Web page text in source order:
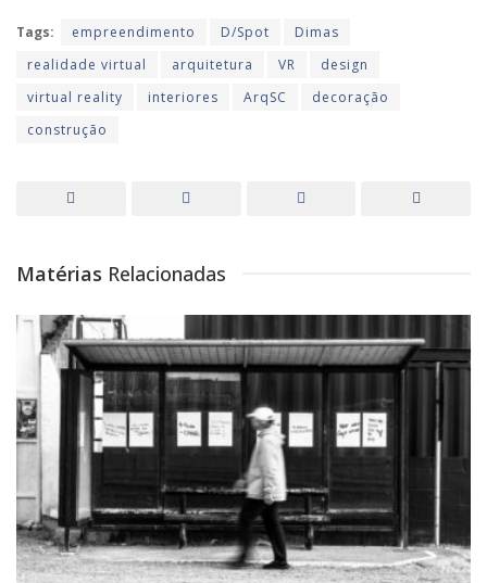
Tags: empreendimento D/Spot
Dimas
realidade virtual
arquitetura VR
design
virtual reality
interiores ArqSC
decoração
construção
Matérias Relacionadas